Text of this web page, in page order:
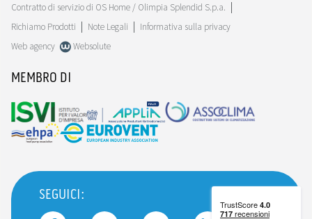
Contratto di servizio di OS Home / Olimpia Splendid S.p.a.
Richiamo Prodotti
Note Legali
Informativa sulla privacy
Web agency
Websolute
MEMBRO DI
SEGUICI: